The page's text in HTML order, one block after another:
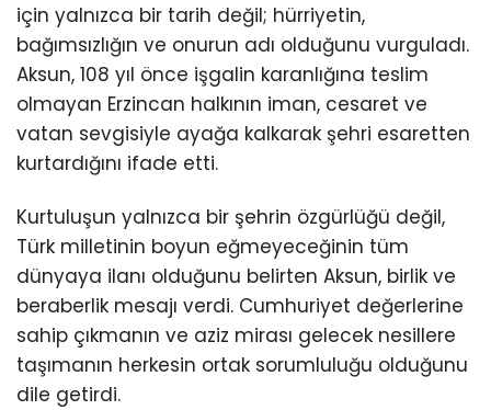
için yalnızca bir tarih değil; hürriyetin,
bağımsızlığın ve onurun adı olduğunu vurguladı.
Aksun, 108 yıl önce işgalin karanlığına teslim
olmayan Erzincan halkının iman, cesaret ve
vatan sevgisiyle ayağa kalkarak şehri esaretten
kurtardığını ifade etti.
Kurtuluşun yalnızca bir şehrin özgürlüğü değil,
Türk milletinin boyun eğmeyeceğinin tüm
dünyaya ilanı olduğunu belirten Aksun, birlik ve
beraberlik mesajı verdi. Cumhuriyet değerlerine
sahip çıkmanın ve aziz mirası gelecek nesillere
taşımanın herkesin ortak sorumluluğu olduğunu
dile getirdi.